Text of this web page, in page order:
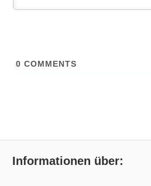
0 COMMENTS
Informationen über: